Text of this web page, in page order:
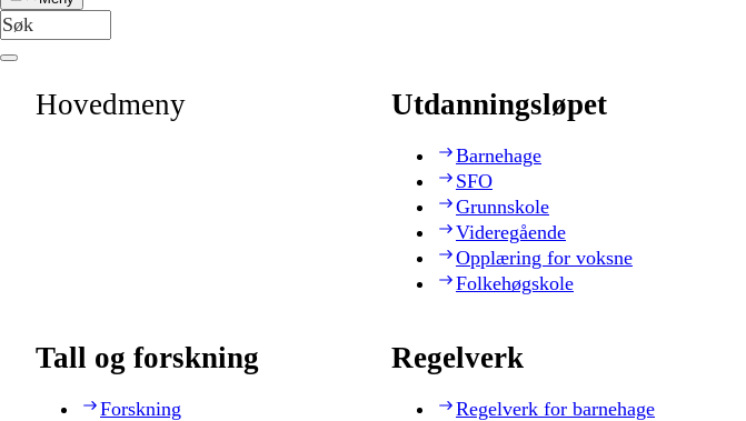
Hovedmeny Utdanningsløpet
Barnehage
SFO
Grunnskole
Videregående
Opplæring for voksne
Folkehøgskole
Tall og forskning
Forskning
Regelverk
Regelverk for barnehage